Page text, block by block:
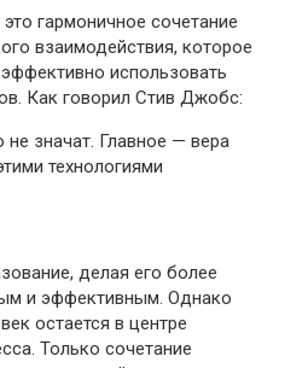
гармоничное сочетание
взаимодействия, которое
использовать
Как говорил Стив Джобс:
не значат. Главное — вера
технологиями
делая его более
и эффективным. Однако
остается в центре
Только сочетание